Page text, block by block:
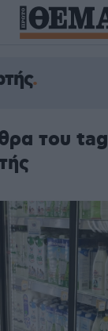
του tag